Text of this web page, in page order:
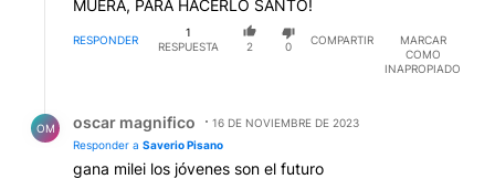
MUERA, PARA HACERLO SANTO!
RESPONDER
1
RESPUESTA
2 0
COMPARTIR
MARCAR
COMO
INAPROPIADO
OM oscar magnifico
16 DE NOVIEMBRE DE 2023
Responder a Saverio Pisano
gana milei los jóvenes son el futuro